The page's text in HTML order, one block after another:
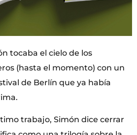
tocaba el cielo de los
(hasta el momento) con un
de Berlín que ya había
trabajo, Simón dice cerrar